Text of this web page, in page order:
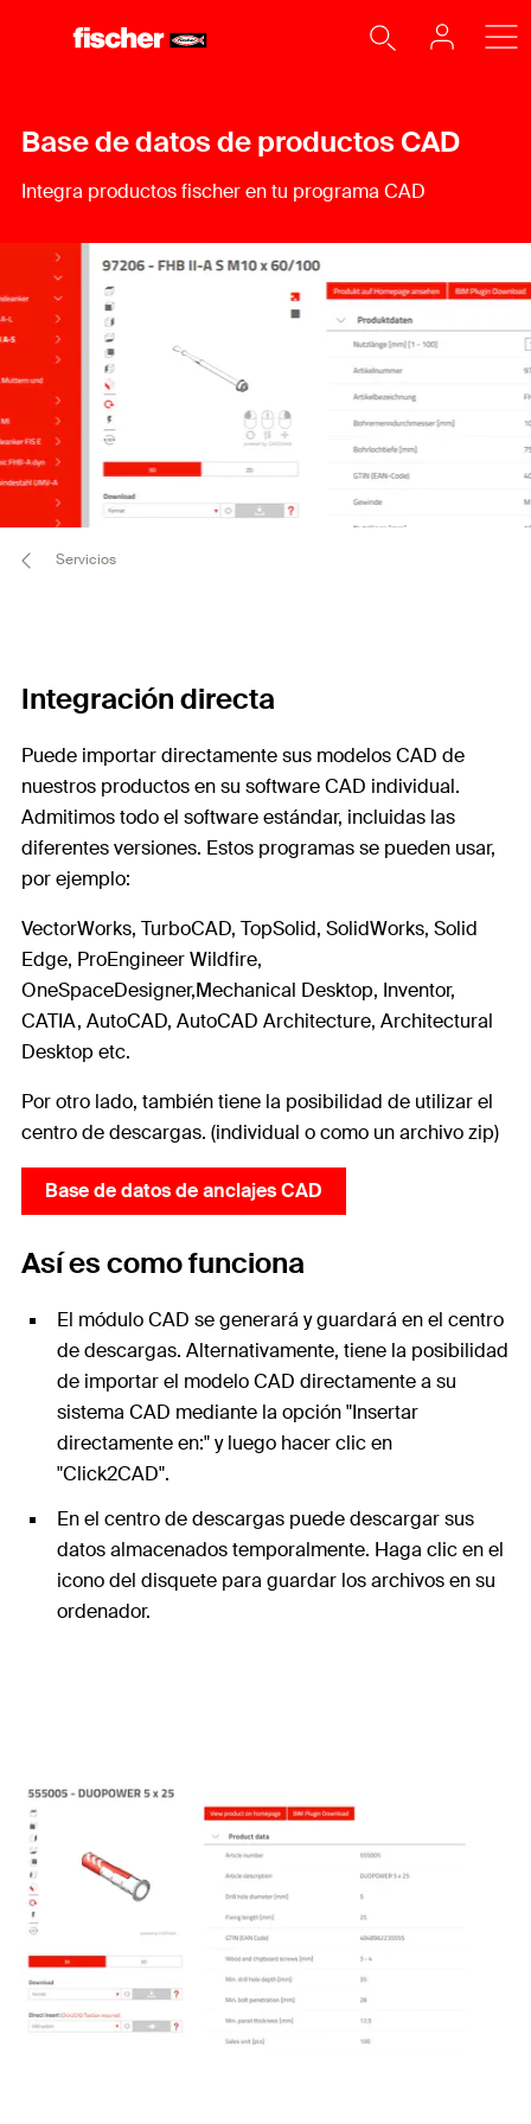
Base de datos de productos CAD
Integra productos fischer en tu programa CAD
Servicios
Integración directa
Puede importar directamente sus modelos CAD de
nuestros productos en su software CAD individual.
Admitimos todo el software estándar, incluidas las
diferentes versiones. Estos programas se pueden usar,
por ejemplo:
VectorWorks, TurboCAD, TopSolid, SolidWorks, Solid
Edge, ProEngineer Wildfire,
OneSpaceDesigner,Mechanical Desktop, Inventor,
CATIA, AutoCAD, AutoCAD Architecture, Architectural
Desktop etc.
Por otro lado, también tiene la posibilidad de utilizar el
centro de descargas. (individual o como un archivo zip)
Base de datos de anclajes CAD
Así es como funciona
El módulo CAD se generará y guardará en el centro
de descargas. Alternativamente, tiene la posibilidad
de importar el modelo CAD directamente a su
sistema CAD mediante la opción "Insertar
directamente en:" y luego hacer clic en
"Click2CAD".
En el centro de descargas puede descargar sus
datos almacenados temporalmente. Haga clic en el
icono del disquete para guardar los archivos en su
ordenador.